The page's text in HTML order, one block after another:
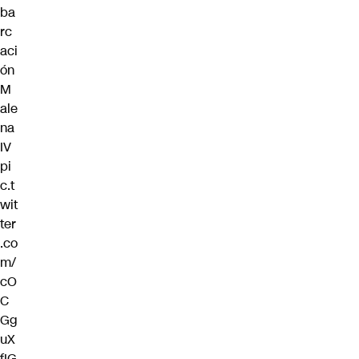
ba
rc
aci
ón
M
ale
na
IV
pi
c.t
wit
ter
.co
m/
cO
C
Gg
uX